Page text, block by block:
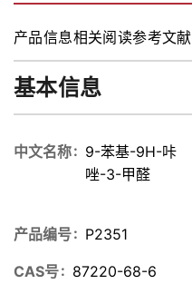
产品信息相关阅读参考文献
基本信息
中文名称
9-苯基-9H-咔
唑-3-甲醛
产品编号 P2351
CAS号 87220-68-6